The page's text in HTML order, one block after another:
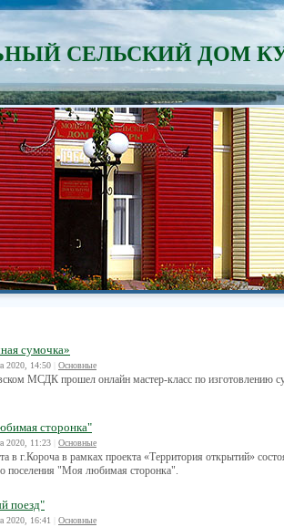
СЕЛЬСКИЙ ДОМ
сумочка»
2020, 14:50 Основные
МСДК прошел онлайн мастер-класс по изготовлению
сторонка"
2020, 11:23 Основные
в г.Короча в рамках проекта «Территория открытий»
поселения "Моя любимая сторонка".
поезд"
2020, 16:41 Основные